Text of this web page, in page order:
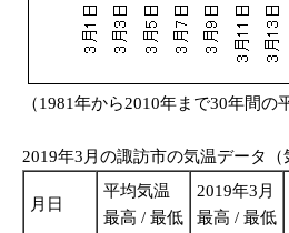
（1981年から2010年まで30年間
2019年3月の諏訪市の気温データ
月日
平均気温
最高 / 最低
2019年3月
最高 / 最低